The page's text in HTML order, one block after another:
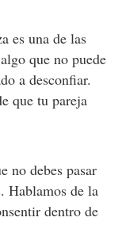
es una de las
que no puede
a desconfiar.
que tu pareja
no debes pasar
Hablamos de la
dentro de